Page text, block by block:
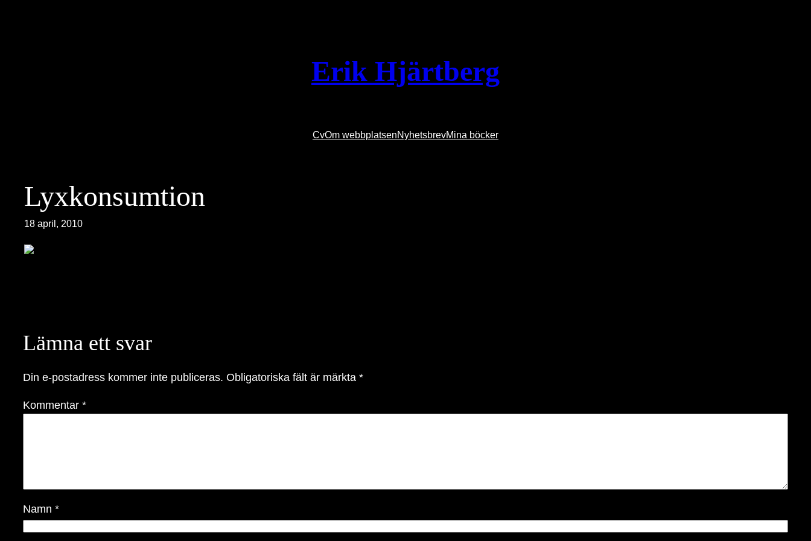
Erik Hjärtberg
CvOm webbplatsenNyhetsbrevMina böcker
Lyxkonsumtion
18 april, 2010
Lämna ett svar
Din e-postadress kommer inte publiceras. Obligatoriska fält är märkta *
Kommentar *
Namn *